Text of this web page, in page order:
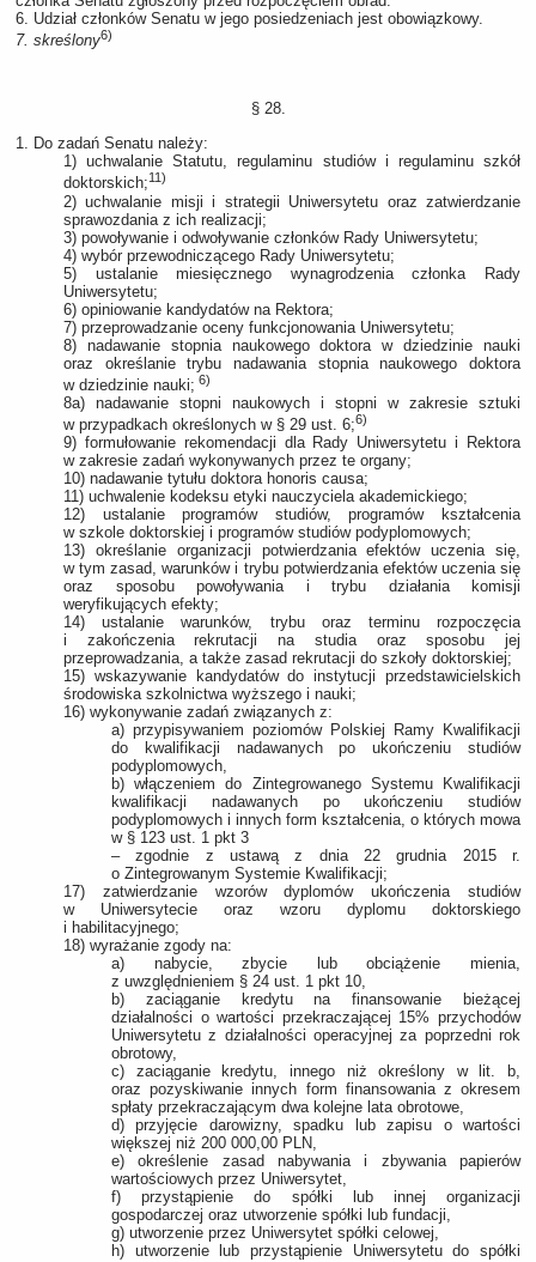
6. Udział członków Senatu w jego posiedzeniach jest obowiązkowy.
7. skreślony6)
§ 28.
1. Do zadań Senatu należy:
1) uchwalanie Statutu, regulaminu studiów i regulaminu szkół
doktorskich;11)
2) uchwalanie misji i strategii Uniwersytetu oraz zatwierdzanie
sprawozdania z ich realizacji;
3) powoływanie i odwoływanie członków Rady Uniwersytetu;
4) wybór przewodniczącego Rady Uniwersytetu;
5) ustalanie miesięcznego wynagrodzenia członka Rady
Uniwersytetu;
6) opiniowanie kandydatów na Rektora;
7) przeprowadzanie oceny funkcjonowania Uniwersytetu;
8) nadawanie stopnia naukowego doktora w dziedzinie nauki
oraz określanie trybu nadawania stopnia naukowego doktora
w dziedzinie nauki; 6)
8a) nadawanie stopni naukowych i stopni w zakresie sztuki
w przypadkach określonych w § 29 ust. 6;6)
9) formułowanie rekomendacji dla Rady Uniwersytetu i Rektora
w zakresie zadań wykonywanych przez te organy;
10) nadawanie tytułu doktora honoris causa;
11) uchwalenie kodeksu etyki nauczyciela akademickiego;
12) ustalanie programów studiów, programów kształcenia
w szkole doktorskiej i programów studiów podyplomowych;
13) określanie organizacji potwierdzania efektów uczenia się,
w tym zasad, warunków i trybu potwierdzania efektów uczenia się
oraz sposobu powoływania i trybu działania komisji
weryfikujących efekty;
14) ustalanie warunków, trybu oraz terminu rozpoczęcia
i zakończenia rekrutacji na studia oraz sposobu jej
przeprowadzania, a także zasad rekrutacji do szkoły doktorskiej;
15) wskazywanie kandydatów do instytucji przedstawicielskich
środowiska szkolnictwa wyższego i nauki;
16) wykonywanie zadań związanych z:
a) przypisywaniem poziomów Polskiej Ramy Kwalifikacji
do kwalifikacji nadawanych po ukończeniu studiów
podyplomowych,
b) włączeniem do Zintegrowanego Systemu Kwalifikacji
kwalifikacji nadawanych po ukończeniu studiów
podyplomowych i innych form kształcenia, o których mowa
w § 123 ust. 1 pkt 3
– zgodnie z ustawą z dnia 22 grudnia 2015 r.
o Zintegrowanym Systemie Kwalifikacji;
17) zatwierdzanie wzorów dyplomów ukończenia studiów
w Uniwersytecie oraz wzoru dyplomu doktorskiego
i habilitacyjnego;
18) wyrażanie zgody na:
a) nabycie, zbycie lub obciążenie mienia,
z uwzględnieniem § 24 ust. 1 pkt 10,
b) zaciąganie kredytu na finansowanie bieżącej
działalności o wartości przekraczającej 15% przychodów
Uniwersytetu z działalności operacyjnej za poprzedni rok
obrotowy,
c) zaciąganie kredytu, innego niż określony w lit. b,
oraz pozyskiwanie innych form finansowania z okresem
spłaty przekraczającym dwa kolejne lata obrotowe,
d) przyjęcie darowizny, spadku lub zapisu o wartości
większej niż 200 000,00 PLN,
e) określenie zasad nabywania i zbywania papierów
wartościowych przez Uniwersytet,
f) przystąpienie do spółki lub innej organizacji
gospodarczej oraz utworzenie spółki lub fundacji,
g) utworzenie przez Uniwersytet spółki celowej,
h) utworzenie lub przystąpienie Uniwersytetu do spółki